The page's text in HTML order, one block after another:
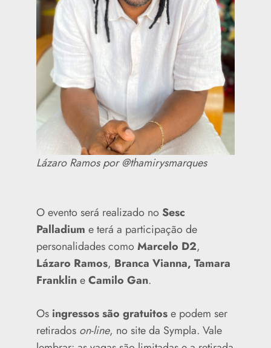
Lázaro Ramos por @thamirysmarques
O evento será realizado noSesc
Palladium e terá a participação de
personalidades comoMarcelo D2,
Lázaro Ramos, Branca Vianna, Tamara
FranklineCamilo Gan.
Os ingressos são gratuitose podem ser
retirados on-line, no site da Sympla. Vale